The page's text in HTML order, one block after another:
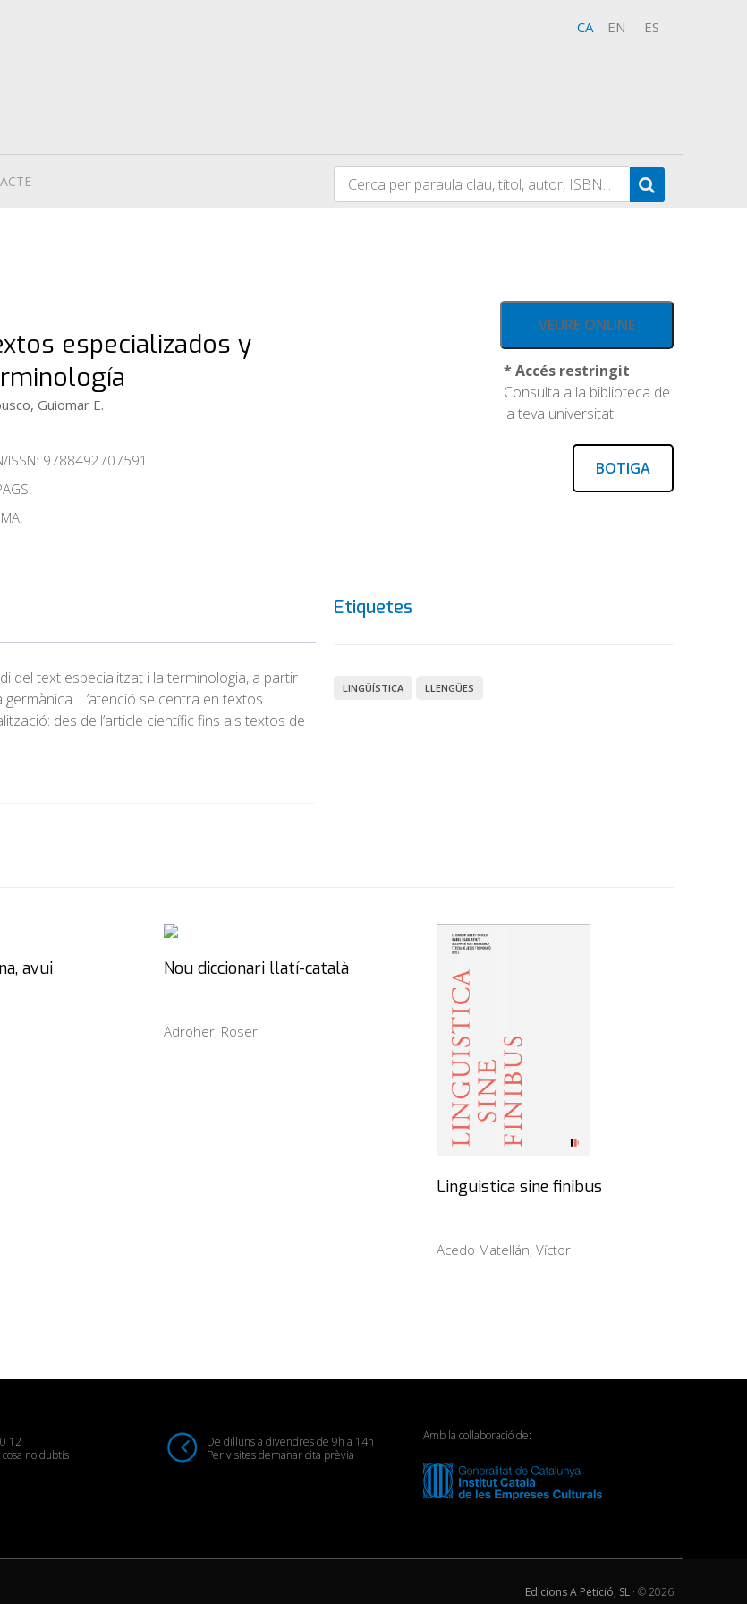
CA EN ES
especializados y
Guiomar E.
ISSN: 9788492707591
VEURE ONLINE
* Accés restringit
Consulta a la biblioteca de
la teva universitat
BOTIGA
del text especialitzat i la terminologia, a partir
L’atenció se centra en textos
des de l’article científic fins als textos de
Etiquetes
LINGÜÍSTICA LLENGÜES
avui Nou diccionari llatí-català
Adroher, Roser
Linguistica sine finibus
Acedo Matellán, Víctor
12
no dubtis
De dilluns a divendres de 9h a 14h
Per visites demanar cita prèvia
Amb la col·laboració de:
Edicions A Petició, SL · ©2026